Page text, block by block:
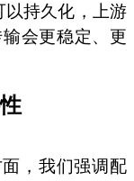
以持久化，上游
会更稳定、更
，我们强调配